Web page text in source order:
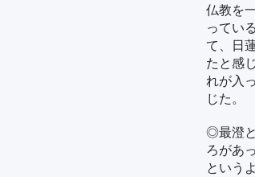
仏教を
ってい
て、日
たと感
れが入
じた。
◎最澄
ろがあ
という